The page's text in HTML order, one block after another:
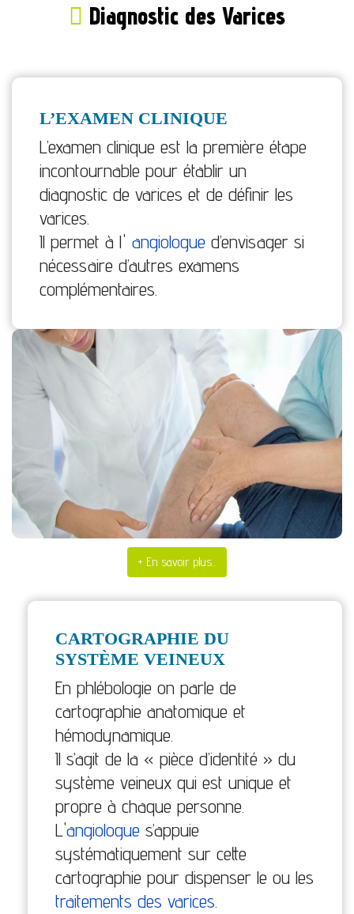
Diagnostic des Varices
L’EXAMEN CLINIQUE
L’examen clinique est la première étape
incontournable pour établir un
diagnostic de varices et de définir les
varices.
Il permet à l' angiologue d’envisager si
nécessaire d’autres examens
complémentaires.
+ En savoir plus...
CARTOGRAPHIE DU
SYSTÈME VEINEUX
En phlébologie on parle de
cartographie anatomique et
hémodynamique.
Il s’agit de la « pièce d’identité » du
système veineux qui est unique et
propre à chaque personne.
L'angiologue s’appuie
systématiquement sur cette
cartographie pour dispenser le ou les
traitements des varices.